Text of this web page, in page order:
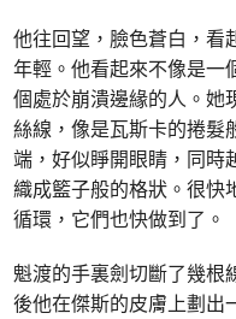
他往回望，臉色蒼白，看
年輕。他看起來不像是一
個處於崩潰邊緣的人。她
絲線，像是瓦斯卡的捲髮
端，好似睜開眼睛，同時
織成籃子般的格狀。很快
循環，它們也快做到了。
魁渡的手裏劍切斷了幾根
後他在傑斯的皮膚上劃出